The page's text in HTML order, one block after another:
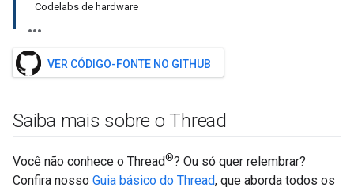
Codelabs de hardware
VER CÓDIGO-FONTE NO GITHUB
Saiba mais sobre o Thread
Você não conhece o Thread®? Ou só quer relembrar?
Confira nosso Guia básico do Thread, que aborda todos os